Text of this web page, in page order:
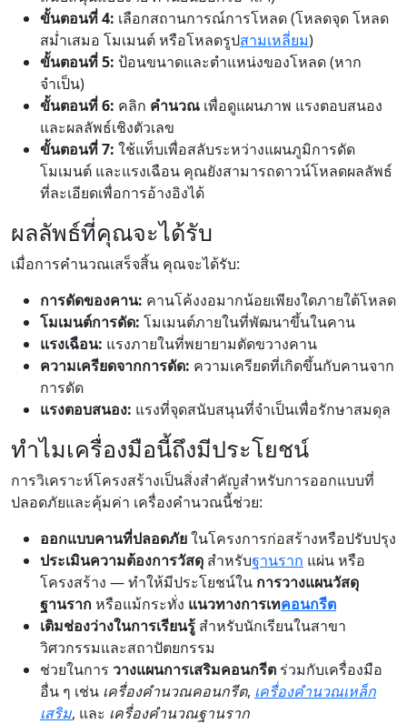
ขั้นตอนที่ 4: เลือกสถานการณ์การโหลด (โหลดจุด โหลด
สม่ำเสมอ โมเมนต์ หรือโหลดรูปสามเหลี่ยม)
ขั้นตอนที่ 5: ป้อนขนาดและตำแหน่งของโหลด (หาก
จำเป็น)
ขั้นตอนที่ 6: คลิก คำนวณ เพื่อดูแผนภาพ แรงตอบสนอง
และผลลัพธ์เชิงตัวเลข
ขั้นตอนที่ 7: ใช้แท็บเพื่อสลับระหว่างแผนภูมิการดัด
โมเมนต์ และแรงเฉือน คุณยังสามารถดาวน์โหลดผลลัพธ์
ที่ละเอียดเพื่อการอ้างอิงได้
ผลลัพธ์ที่คุณจะได้รับ
เมื่อการคำนวณเสร็จสิ้น คุณจะได้รับ:
การดัดของคาน: คานโค้งงอมากน้อยเพียงใดภายใต้โหลด
โมเมนต์การดัด: โมเมนต์ภายในที่พัฒนาขึ้นในคาน
แรงเฉือน: แรงภายในที่พยายามตัดขวางคาน
ความเครียดจากการดัด: ความเครียดที่เกิดขึ้นกับคานจาก
การดัด
แรงตอบสนอง: แรงที่จุดสนับสนุนที่จำเป็นเพื่อรักษาสมดุล
ทำไมเครื่องมือนี้ถึงมีประโยชน์
การวิเคราะห์โครงสร้างเป็นสิ่งสำคัญสำหรับการออกแบบที่
ปลอดภัยและคุ้มค่า เครื่องคำนวณนี้ช่วย:
ออกแบบคานที่ปลอดภัยในโครงการก่อสร้างหรือปรับปรุง
ประเมินความต้องการวัสดุ สำหรับฐานราก แผ่น หรือ
โครงสร้าง — ทำให้มีประโยชน์ใน การวางแผนวัสดุ
ฐานรากหรือแม้กระทั่ง แนวทางการเทคอนกรีต
เติมช่องว่างในการเรียนรู้ สำหรับนักเรียนในสาขา
วิศวกรรมและสถาปัตยกรรม
ช่วยในการ วางแผนการเสริมคอนกรีต ร่วมกับเครื่องมือ
อื่น ๆ เช่น เครื่องคำนวณคอนกรีต, เครื่องคำนวณเหล็ก
เสริม, และ เครื่องคำนวณฐานราก